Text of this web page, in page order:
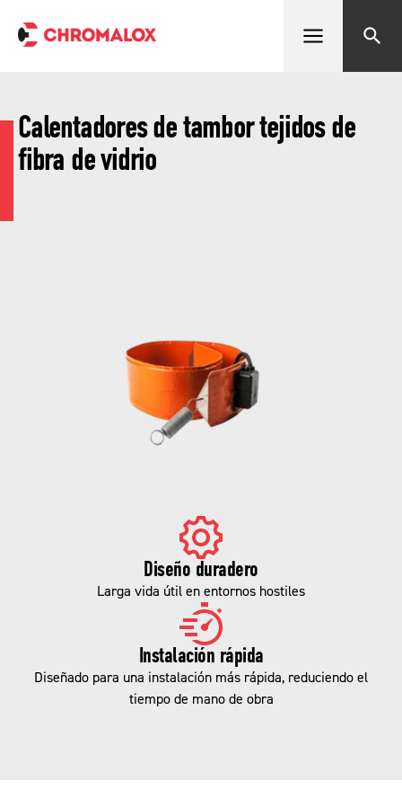
Abrir menúBuscar
Calentadores de tambor tejidos de
fibra de vidrio
Diseño duradero
Larga vida útil en entornos hostiles
Instalación rápida
Diseñado para una instalación más rápida, reduciendo el
tiempo de mano de obra